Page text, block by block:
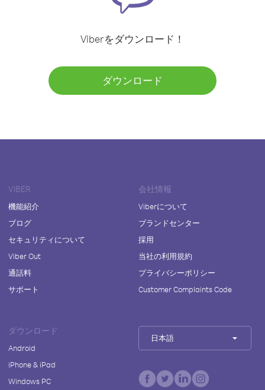
Viberをダウンロード！
ダウンロード
VIBER
機能紹介
ブログ
セキュリティについて
Viber Out
通話料
サポート
会社情報
Viberについて
ブランドセンター
採用
当社の利用規約
プライバシーポリシー
Customer Complaints Code
ダウンロード
Android
iPhone & iPad
Windows PC
日本語